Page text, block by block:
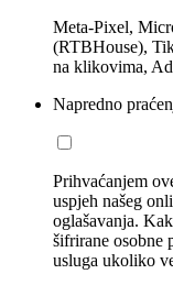
Meta-Pixel,
(RTBHouse),
na klikovima,
Napredno
Prihvaćanjem
uspjeh našeg
oglašavanja.
šifrirane osobne
usluga ukoliko